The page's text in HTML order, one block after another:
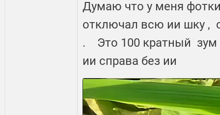
Думаю что у меня
отключал всю ии шку ,
. Это 100 кратный зум
ии справа без ии